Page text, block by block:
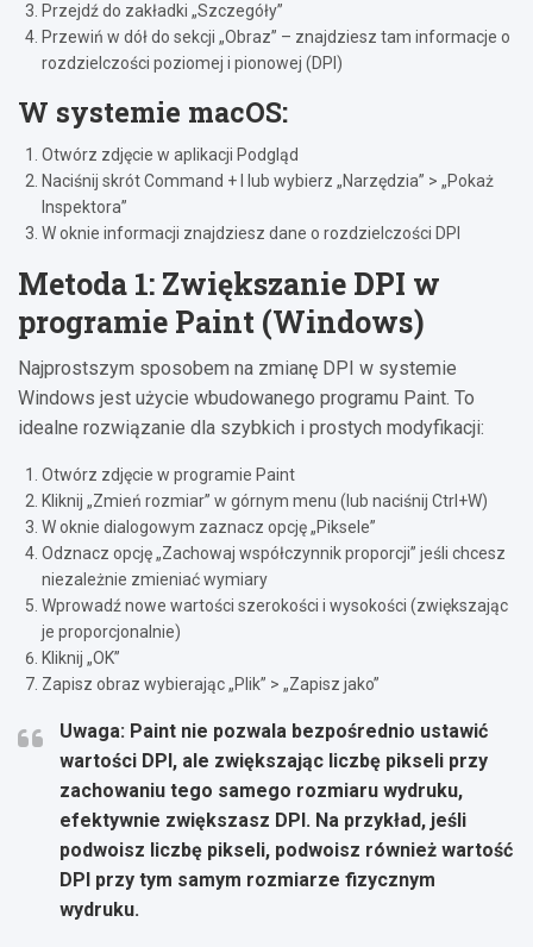
Przejdź do zakładki „Szczegóły”
Przewiń w dół do sekcji „Obraz” – znajdziesz tam informacje o
rozdzielczości poziomej i pionowej (DPI)
W systemie macOS:
Otwórz zdjęcie w aplikacji Podgląd
Naciśnij skrót Command + I lub wybierz „Narzędzia” > „Pokaż
Inspektora”
W oknie informacji znajdziesz dane o rozdzielczości DPI
Metoda 1: Zwiększanie DPI w
programie Paint (Windows)
Najprostszym sposobem na zmianę DPI w systemie
Windows jest użycie wbudowanego programu Paint. To
idealne rozwiązanie dla szybkich i prostych modyfikacji:
Otwórz zdjęcie w programie Paint
Kliknij „Zmień rozmiar” w górnym menu (lub naciśnij Ctrl+W)
W oknie dialogowym zaznacz opcję „Piksele”
Odznacz opcję „Zachowaj współczynnik proporcji” jeśli chcesz
niezależnie zmieniać wymiary
Wprowadź nowe wartości szerokości i wysokości (zwiększając
je proporcjonalnie)
Kliknij „OK”
Zapisz obraz wybierając „Plik” > „Zapisz jako”
Uwaga: Paint nie pozwala bezpośrednio ustawić
wartości DPI, ale zwiększając liczbę pikseli przy
zachowaniu tego samego rozmiaru wydruku,
efektywnie zwiększasz DPI. Na przykład, jeśli
podwoisz liczbę pikseli, podwoisz również wartość
DPI przy tym samym rozmiarze fizycznym
wydruku.